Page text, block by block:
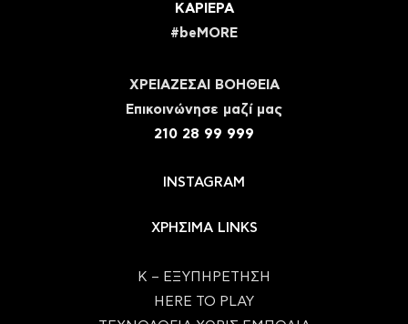
ΚΑΡΙΕΡΑ
#beMORE
ΧΡΕΙΑΖΕΣΑΙ ΒΟΗΘΕΙΑ
Eπικοινώνησε μαζί μας
210 28 99 999
INSTAGRAM
ΧΡΗΣΙΜΑ LINKS
Κ – ΕΞΥΠΗΡΕΤΗΣΗ
HERE TO PLAY